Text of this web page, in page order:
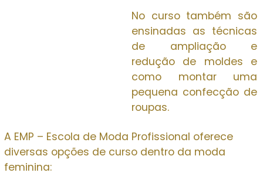
No curso também são
ensinadas as técnicas
de ampliação e
redução de moldes e
como montar uma
pequena confecção de
roupas.
A EMP – Escola de Moda Profissional oferece
diversas opções de curso dentro da moda
feminina: